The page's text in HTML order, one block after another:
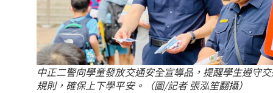
中正二警向學童發放交通安全宣導品，提醒學生遵守
規則，確保上下學平安。（圖/記者 張泓笙翻攝）